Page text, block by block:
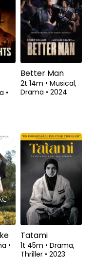
•
Better Man
2t 14m • Musical,
Drama • 2024
•
Tatami
1t 45m • Drama,
Thriller • 2023